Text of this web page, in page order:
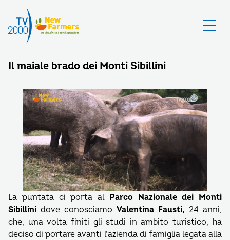
Il maiale brado dei Monti Sibillini
La puntata ci porta al Parco Nazionale dei Monti
Sibillini dove conosciamo Valentina Fausti, 24 anni,
che, una volta finiti gli studi in ambito turistico, ha
deciso di portare avanti l’azienda di famiglia legata alla